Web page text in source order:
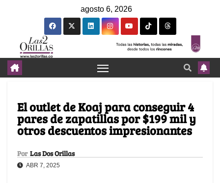
agosto 6, 2026
El outlet de Koaj para conseguir 4
pares de zapatillas por $199 mil y
otros descuentos impresionantes
Por Las Dos Orillas
ABR 7, 2025